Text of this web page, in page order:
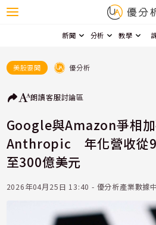
新聞 分析 教學
美股要聞 優分析
朗讀客服討論區
Google與Amazon爭相
Anthropic 年化營收從
至300億美元
2026年04月25日 13:40 - 優分析產業數據